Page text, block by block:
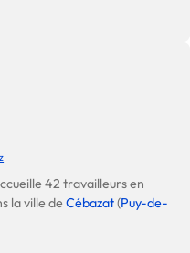
42 travailleurs en
la ville deCébazat(Puy-de-